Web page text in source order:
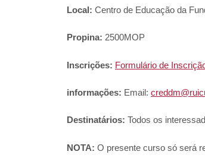
Local: Centro de Educação da
Propina: 2500MOP
Inscrições: Formulário de
informações: Email:
Destinatários: Todos os
NOTA: O presente curso só será